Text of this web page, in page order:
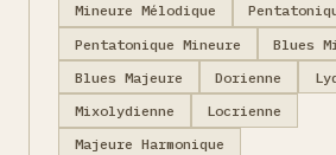
Mineure Mélodique
Pentatonique Mineure
Blues
Blues Majeure
Dorienne
Mixolydienne
Locrienne
Majeure Harmonique